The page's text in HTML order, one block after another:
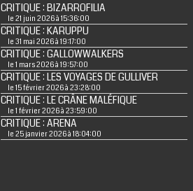
CRITIQUE : BIZARROFILIA
le 21 juin 2026 à 15:36:00
CRITIQUE : KARUPPU
le 31 mai 2026 à 19:17:00
CRITIQUE : GALLOWWALKERS
le 1 mars 2026 à 19:57:00
CRITIQUE : LES VOYAGES DE GULLIVER
le 15 février 2026 à 23:28:00
CRITIQUE : LE CRÂNE MALÉFIQUE
le 1 février 2026 à 23:59:00
CRITIQUE : ARENA
le 25 janvier 2026 à 18:04:00